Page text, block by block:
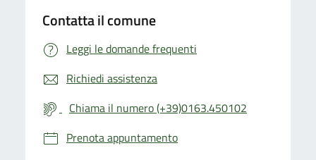
Contatta il comune
Leggi le domande frequenti
Richiedi assistenza
Chiama il numero (+39)0163.450102
Prenota appuntamento